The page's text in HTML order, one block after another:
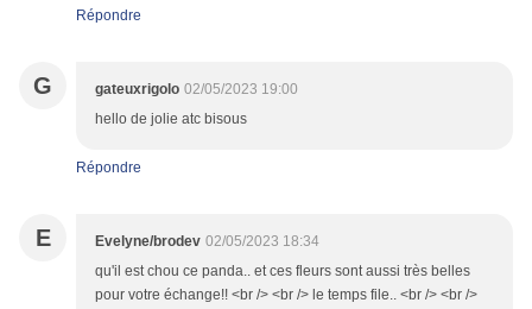
Répondre
G gateuxrigolo 02/05/2023 19:00
hello de jolie atc bisous
Répondre
E Evelyne/brodev 02/05/2023 18:34
qu'il est chou ce panda.. et ces fleurs sont aussi très belles
pour votre échange!! <br /> <br /> le temps file.. <br /> <br />